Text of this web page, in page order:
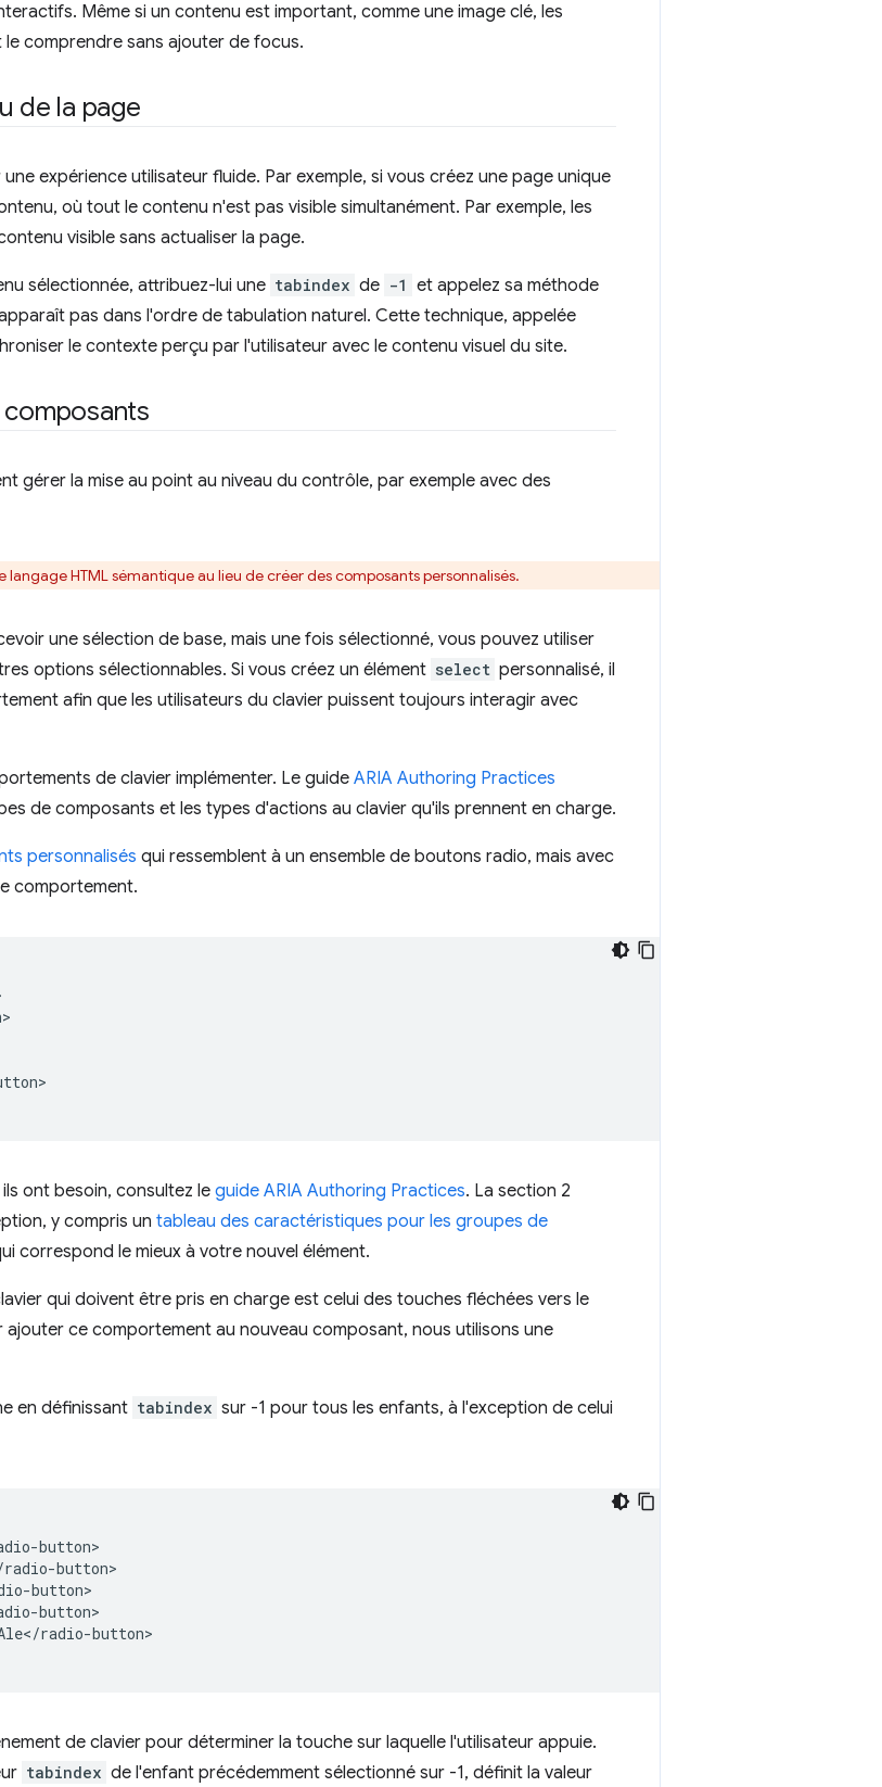
Même si un contenu est important, comme une image clé, les
comprendre sans ajouter de focus.
de la page
expérience utilisateur fluide. Par exemple, si vous créez une page unique
où tout le contenu n'est pas visible simultanément. Par exemple, les
visible sans actualiser la page.
sélectionnée, attribuez-lui une tabindex de -1 et appelez sa méthode
pas dans l'ordre de tabulation naturel. Cette technique, appelée
le contexte perçu par l'utilisateur avec le contenu visuel du site.
gérer la mise au point au niveau du contrôle, par exemple avec des
langage HTML sémantique au lieu de créer des composants personnalisés.
une sélection de base, mais une fois sélectionné, vous pouvez utiliser
options sélectionnables. Si vous créez un élément select personnalisé, il
afin que les utilisateurs du clavier puissent toujours interagir avec
de clavier implémenter. Le guide ARIA Authoring Practices
de composants et les types d'actions au clavier qu'ils prennent en charge.
personnalisés qui ressemblent à un ensemble de boutons radio, mais avec
comportement.
ont besoin, consultez leguide ARIA Authoring Practices. La section 2
y compris un tableau des caractéristiques pour les groupes de
correspond le mieux à votre nouvel élément.
qui doivent être pris en charge est celui des touches fléchées vers le
ce comportement au nouveau composant, nous utilisons une
en définissant tabindex sur -1 pour tous les enfants, à l'exception de celui
button>
button>
button>
button>
radio-button>
de clavier pour déterminer la touche sur laquelle l'utilisateur appuie.
tabindex de l'enfant précédemment sélectionné sur -1, définit la valeur